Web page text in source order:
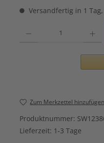
Versandfertig in 1
Zum Merkzettel hinzufügen
Produktnummer:
Lieferzeit: 1-3 Tage